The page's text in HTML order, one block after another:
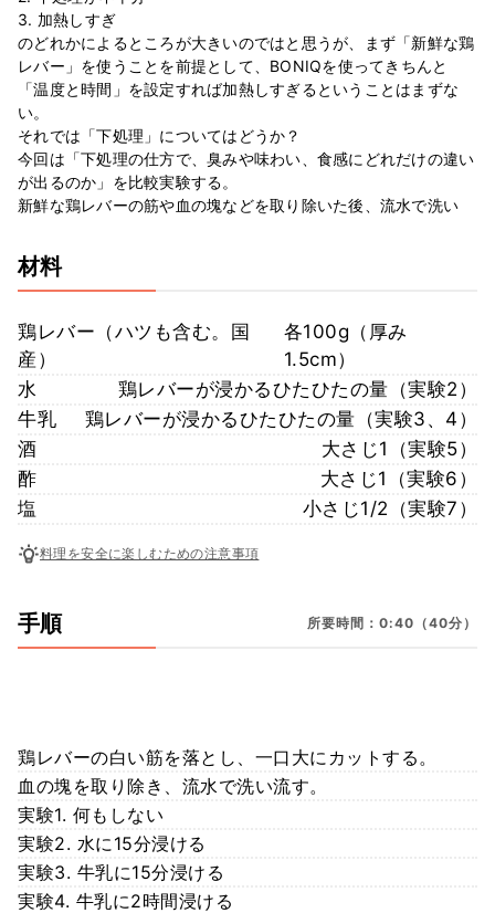
3. 加熱しすぎ
のどれかによるところが大きいのではと思うが、まず「新鮮な鶏
レバー」を使うことを前提として、BONIQを使ってきちんと
「温度と時間」を設定すれば加熱しすぎるということはまずな
い。
それでは「下処理」についてはどうか？
今回は「下処理の仕方で、臭みや味わい、食感にどれだけの違い
が出るのか」を比較実験する。
新鮮な鶏レバーの筋や血の塊などを取り除いた後、流水で洗い
材料
鶏レバー（ハツも含む。国
産）
各100g（厚み
1.5cm）
水
鶏レバーが浸かるひたひたの量（実験2）
牛乳
鶏レバーが浸かるひたひたの量（実験3、4）
酒
大さじ1（実験5）
酢
大さじ1（実験6）
塩
小さじ1/2（実験7）
料理を安全に楽しむための注意事項
手順 所要時間：0:40（40分）
鶏レバーの白い筋を落とし、一口大にカットする。
血の塊を取り除き、流水で洗い流す。
実験1. 何もしない
実験2. 水に15分浸ける
実験3. 牛乳に15分浸ける
実験4. 牛乳に2時間浸ける